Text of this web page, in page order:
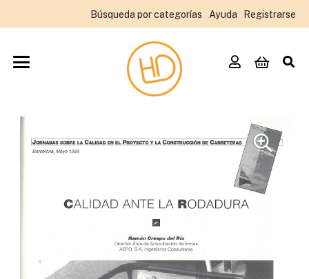
Búsqueda por categorías Ayuda Registrarse